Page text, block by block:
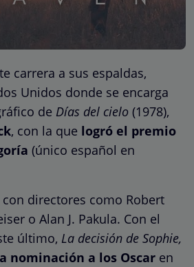
carrera a sus espaldas,
Unidos donde se encarga
de Días del cielo (1978),
, con la que logró el premio
(único español en
directores como Robert
o Alan J. Pakula. Con el
último, La decisión de Sophie,
nominación a los Oscar en